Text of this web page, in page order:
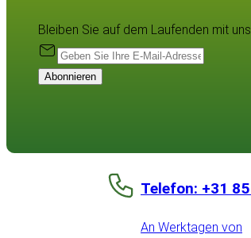
Bleiben Sie auf dem Laufenden mit
Abonnieren
Telefon: +31
An Werktagen von